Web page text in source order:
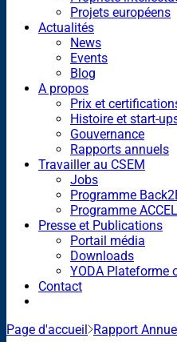
Projets européens
Actualités
News
Events
Blog
A propos
Prix et
Histoire et start-
Gouvernance
Rapports annuels
Travailler au CSEM
Jobs
Programme
Programme
Presse et Publications
Portail média
Downloads
YODA Plateforme
Contact
Page d'accueil Rapport